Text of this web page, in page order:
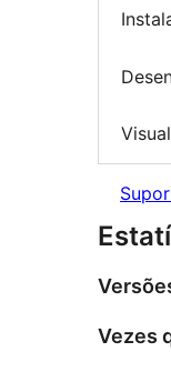
Vezes